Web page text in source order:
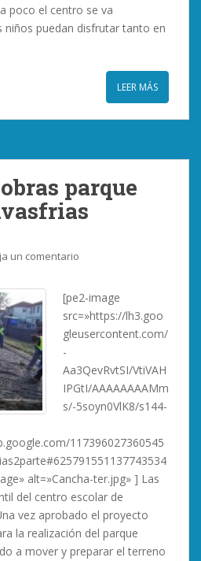
poco el centro se va
niños puedan disfrutar tanto en
LEER MÁS
parque
un comentario
[pe2-image
src=»https://lh3.goo
gleusercontent.com/
-
Aa3QevRvtSI/VtiVAH
IPGtI/AAAAAAAAMm
s/-5soyn0VlK8/s144-
117396027360545
alt=»Cancha-ter.jpg» ] Las
del centro escolar de
vez aprobado el proyecto
la realización del parque
a mover y preparar el terreno